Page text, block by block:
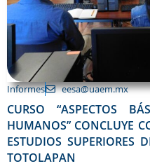
Informes eesa@uaem.mx
CURSO “ASPECTOS
HUMANOS” CONCLUYE
ESTUDIOS SUPERIORES
TOTOLAPAN